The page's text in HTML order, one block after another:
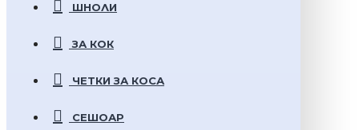
ШНОЛИ
ЗА КОК
ЧЕТКИ ЗА КОСА
СЕШОАР